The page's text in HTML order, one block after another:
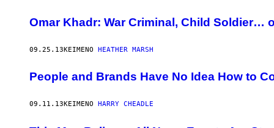
Omar Khadr: War Criminal, Child Soldier…
09.25.13ΚΕΊΜΕΝΟ HEATHER MARSH
People and Brands Have No Idea How to
09.11.13ΚΕΊΜΕΝΟ HARRY CHEADLE